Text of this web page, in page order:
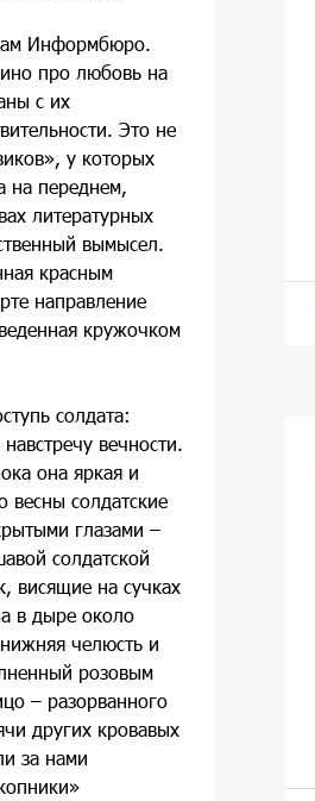
Информбюро.
про любовь на
с их
Это не
у которых
на переднем,
литературных
вымысел.
красным
направление
кружочком
солдата:
вечности.
она яркая и
солдатские
глазами –
солдатской
висящие на сучках
в дыре около
челюсть и
розовым
– разорванного
других кровавых
за нами